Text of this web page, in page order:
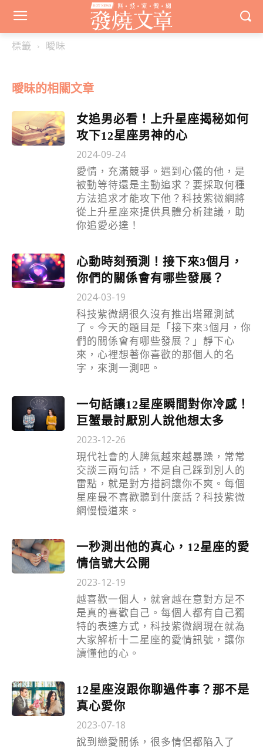
標籤 曖昧
曖昧的相關文章
女追男必看！上升星座揭秘如何
攻下12星座男神的心
2024-09-24
愛情，充滿競爭。遇到心儀的他，是
被動等待還是主動追求？要採取何種
方法追求才能攻下他？科技紫微網將
從上升星座來提供具體分析建議，助
你追愛必達！
心動時刻預測！接下來3個月，
你們的關係會有哪些發展？
2024-03-19
科技紫微網很久沒有推出塔羅測試
了。今天的題目是「接下來3個月，你
們的關係會有哪些發展？」靜下心
來，心裡想著你喜歡的那個人的名
字，來測一測吧。
一句話讓12星座瞬間對你冷感！
巨蟹最討厭別人說他想太多
2023-12-26
現代社會的人脾氣越來越暴躁，常常
交談三兩句話，不是自己踩到別人的
雷點，就是對方措詞讓你不爽。每個
星座最不喜歡聽到什麼話？科技紫微
網慢慢道來。
一秒測出他的真心，12星座的愛
情信號大公開
2023-12-19
越喜歡一個人，就會越在意對方是不
是真的喜歡自己。每個人都有自己獨
特的表達方式，科技紫微網現在就為
大家解析十二星座的愛情訊號，讓你
讀懂他的心。
12星座沒跟你聊過件事？那不是
真心愛你
2023-07-18
說到戀愛關係，很多情侶都陷入了